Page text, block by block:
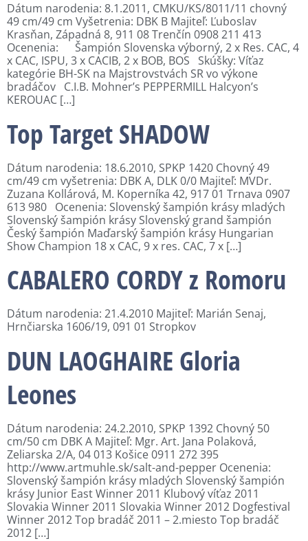
Dátum narodenia: 8.1.2011, CMKU/KS/8011/11 chovný
49 cm/49 cm Vyšetrenia: DBK B Majiteľ: Ľuboslav
Krasňan, Západná 8, 911 08 Trenčín 0908 211 413
Ocenenia: Šampión Slovenska výborný, 2 x Res. CAC, 4
x CAC, ISPU, 3 x CACIB, 2 x BOB, BOS Skúšky: Víťaz
kategórie BH-SK na Majstrovstvách SR vo výkone
bradáčov C.I.B. Mohner’s PEPPERMILL Halcyon’s
KEROUAC […]
Top Target SHADOW
Dátum narodenia: 18.6.2010, SPKP 1420 Chovný 49
cm/49 cm vyšetrenia: DBK A, DLK 0/0 Majiteľ: MVDr.
Zuzana Kollárová, M. Koperníka 42, 917 01 Trnava 0907
613 980 Ocenenia: Slovenský šampión krásy mladých
Slovenský šampión krásy Slovenský grand šampión
Český šampión Maďarský šampión krásy Hungarian
Show Champion 18 x CAC, 9 x res. CAC, 7 x […]
CABALERO CORDY z Romoru
Dátum narodenia: 21.4.2010 Majiteľ: Marián Senaj,
Hrnčiarska 1606/19, 091 01 Stropkov
DUN LAOGHAIRE Gloria
Leones
Dátum narodenia: 24.2.2010, SPKP 1392 Chovný 50
cm/50 cm DBK A Majiteľ: Mgr. Art. Jana Polaková,
Zeliarska 2/A, 04 013 Košice 0911 272 395
http://www.artmuhle.sk/salt-and-pepper Ocenenia:
Slovenský šampión krásy mladých Slovenský šampión
krásy Junior East Winner 2011 Klubový víťaz 2011
Slovakia Winner 2011 Slovakia Winner 2012 Dogfestival
Winner 2012 Top bradáč 2011 – 2.miesto Top bradáč
2012 […]